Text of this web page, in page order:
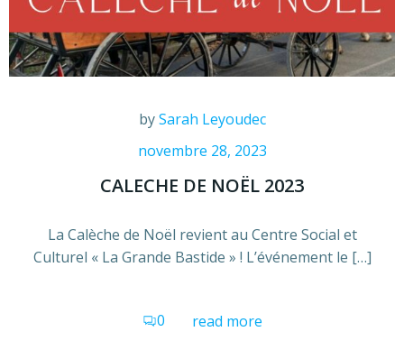
bySarah Leyoudec
novembre 28, 2023
CALECHE DE NOËL 2023
La Calèche de Noël revient au Centre Social et
Culturel « La Grande Bastide » ! L’événement le […]
0 read more